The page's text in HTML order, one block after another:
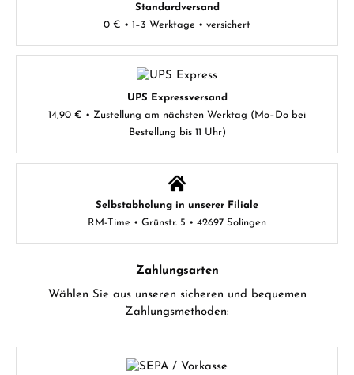
Standardversand
0 € • 1–3 Werktage • versichert
UPS Expressversand
14,90 € • Zustellung am nächsten Werktag (Mo–Do bei
Bestellung bis 11 Uhr)
Selbstabholung in unserer Filiale
RM-Time • Grünstr. 5 • 42697 Solingen
Zahlungsarten
Wählen Sie aus unseren sicheren und bequemen
Zahlungsmethoden: